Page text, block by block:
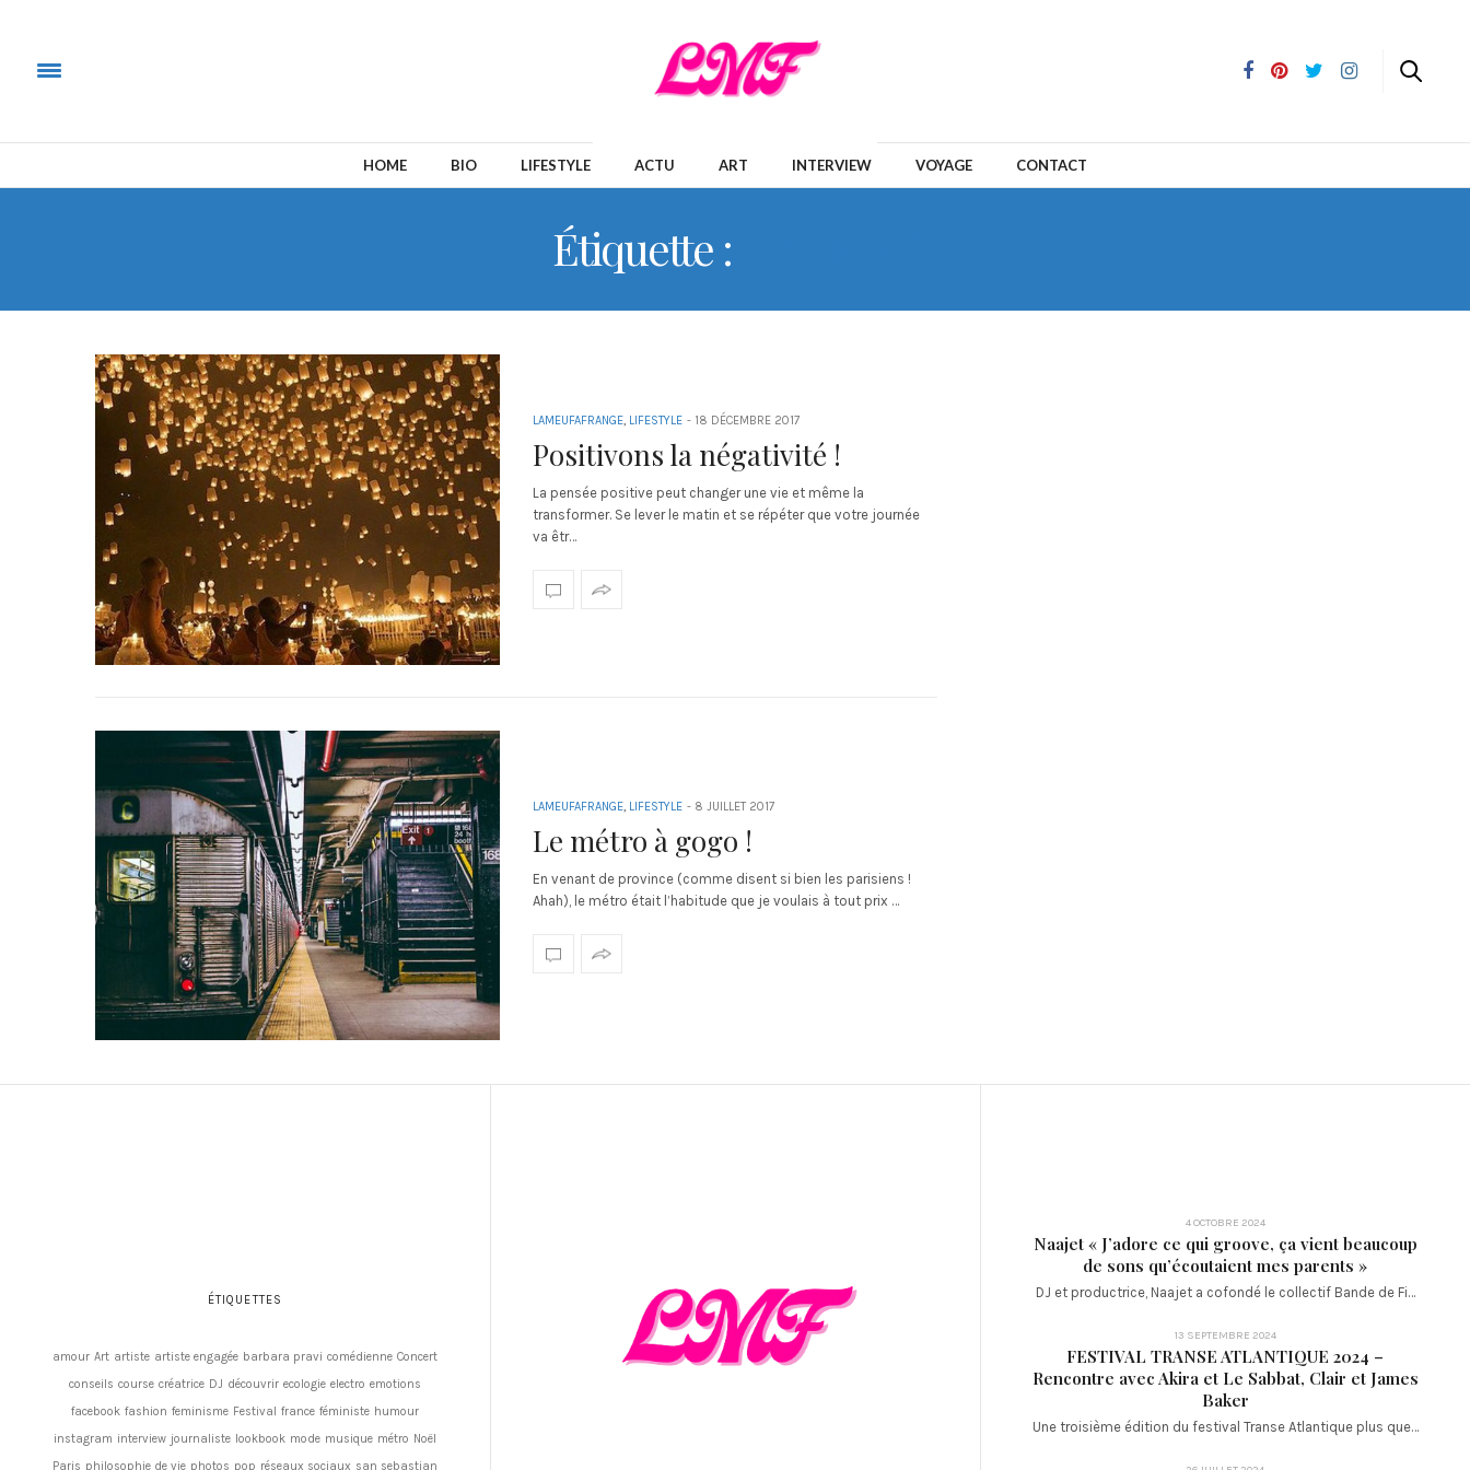
HOME BIO LIFESTYLE ACTU ART INTERVIEW VOYAGE CONTACT
Étiquette :
LAMEUFAFRANGE, LIFESTYLE - 18 DÉCEMBRE 2017
Positivons la négativité !
La pensée positive peut changer une vie et même la
transformer. Se lever le matin et se répéter que votre journée
va êtr…
LAMEUFAFRANGE, LIFESTYLE - 8 JUILLET 2017
Le métro à gogo !
En venant de province (comme disent si bien les parisiens !
Ahah), le métro était l’habitude que je voulais à tout prix …
ÉTIQUETTES
amour Art artiste artiste engagée barbara pravi comédienne Concert
conseils course créatrice DJ découvrir ecologie electro emotions
facebook fashion feminisme Festival france féministe humour
instagram interview journaliste lookbook mode musique métro Noël
Paris philosophie de vie photos pop réseaux sociaux san sebastian
4 OCTOBRE 2024
Naajet « J’adore ce qui groove, ça vient beaucoup
de sons qu’écoutaient mes parents »
DJ et productrice, Naajet a cofondé le collectif Bande de Fi…
13 SEPTEMBRE 2024
FESTIVAL TRANSE ATLANTIQUE 2024 –
Rencontre avec Akira et Le Sabbat, Clair et James
Baker
Une troisième édition du festival Transe Atlantique plus que…